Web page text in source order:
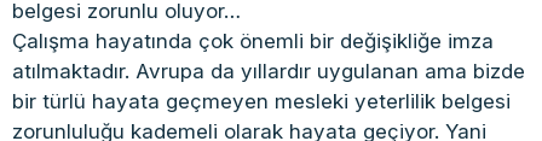
belgesi zorunlu oluyor…
Çalışma hayatında çok önemli bir değişikliğe imza
atılmaktadır. Avrupa da yıllardır uygulanan ama bizde
bir türlü hayata geçmeyen mesleki yeterlilik belgesi
zorunluluğu kademeli olarak hayata geçiyor. Yani